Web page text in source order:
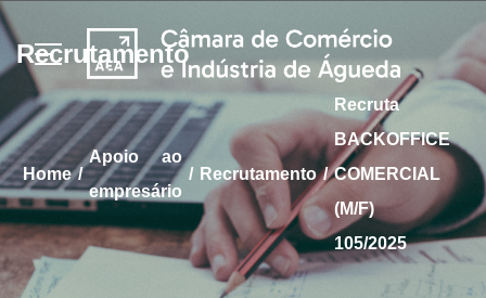
Recrutamento
home /
apoio ao
empresário
/ Recrutamento /
Recruta
BACKOFFICE
COMERCIAL
(M/F)
105/2025